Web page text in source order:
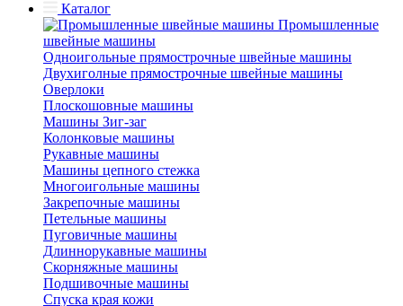
Каталог
Промышленные
швейные машины
Одноигольные прямострочные швейные машины
Двухиголные прямострочные швейные машины
Оверлоки
Плоскошовные машины
Машины Зиг-заг
Колонковые машины
Рукавные машины
Машины цепного стежка
Многоигольные машины
Закрепочные машины
Петельные машины
Пуговичные машины
Длиннорукавные машины
Скорняжные машины
Подшивочные машины
Спуска края кожи